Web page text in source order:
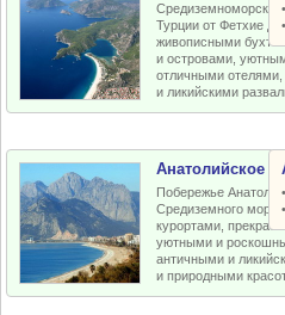
Турции от Фетхие
живописными
и островами,
отличными
и ликийскими
•
Анатолийское
Побережье
Средиземного моря
курортами,
уютными и
античными и
и природными